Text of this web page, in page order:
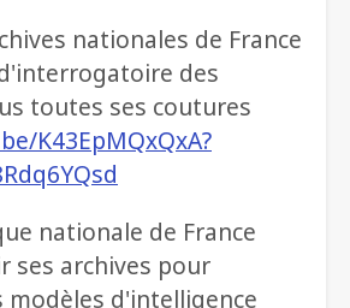
nationales de France
des
toutes ses coutures
K43EpMQxQxA?
nationale de France
ses archives pour
modèles d'intelligence